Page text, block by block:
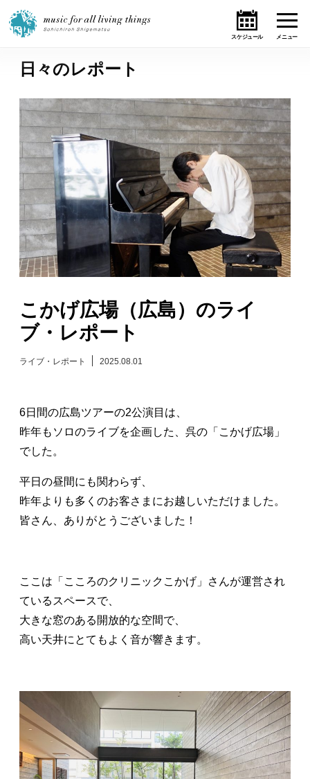
ホーム
ニュース
テーマ
ライブ・スケジュール
作品
オンライン・ショップ
ギャラリー
日々のレポート
プロフィール
演奏依頼
お問い合わせ
日々のレポート
こかげ広場（広島）のライ
ブ・レポート
ライブ・レポート 2025.08.01
6日間の広島ツアーの2公演目は、
昨年もソロのライブを企画した、呉の「こかげ広場」
でした。
平日の昼間にも関わらず、
昨年よりも多くのお客さまにお越しいただけました。
皆さん、ありがとうございました！
ここは「こころのクリニックこかげ」さんが運営され
ているスペースで、
大きな窓のある開放的な空間で、
高い天井にとてもよく音が響きます。